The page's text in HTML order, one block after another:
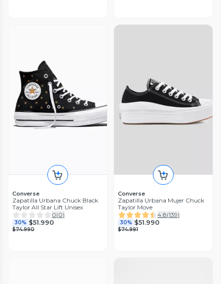
Converse
Zapatilla Urbana Chuck Black
Taylor All Star Lift Unisex
0(0)
30% $51.990
$74.990
Converse
Zapatilla Urbana Mujer Chuck
Taylor Move
4.8(139)
30% $51.990
$74.991